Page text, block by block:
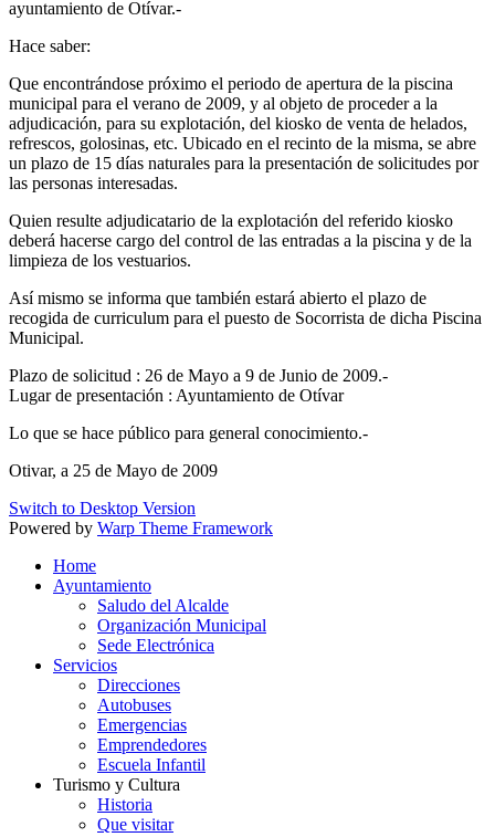
ayuntamiento de Otívar.-
Hace saber:
Que encontrándose próximo el periodo de apertura de la piscina
municipal para el verano de 2009, y al objeto de proceder a la
adjudicación, para su explotación, del kiosko de venta de helados,
refrescos, golosinas, etc. Ubicado en el recinto de la misma, se abre
un plazo de 15 días naturales para la presentación de solicitudes por
las personas interesadas.
Quien resulte adjudicatario de la explotación del referido kiosko
deberá hacerse cargo del control de las entradas a la piscina y de la
limpieza de los vestuarios.
Así mismo se informa que también estará abierto el plazo de
recogida de curriculum para el puesto de Socorrista de dicha Piscina
Municipal.
Plazo de solicitud : 26 de Mayo a 9 de Junio de 2009.-
Lugar de presentación : Ayuntamiento de Otívar
Lo que se hace público para general conocimiento.-
Otivar, a 25 de Mayo de 2009
Switch to Desktop Version
Powered by Warp Theme Framework
Home
Ayuntamiento
Saludo del Alcalde
Organización Municipal
Sede Electrónica
Servicios
Direcciones
Autobuses
Emergencias
Emprendedores
Escuela Infantil
Turismo y Cultura
Historia
Que visitar